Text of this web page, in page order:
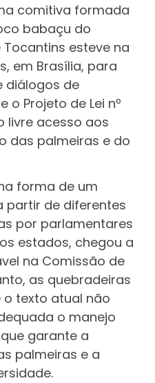
comitiva formada
babaçu do
Tocantins esteve na
em Brasília, para
diálogos de
o Projeto de Lei nº
livre acesso aos
das palmeiras e do
forma de um
partir de diferentes
por parlamentares
estados, chegou a
na Comissão de
as quebradeiras
texto atual não
o manejo
garante a
palmeiras e a